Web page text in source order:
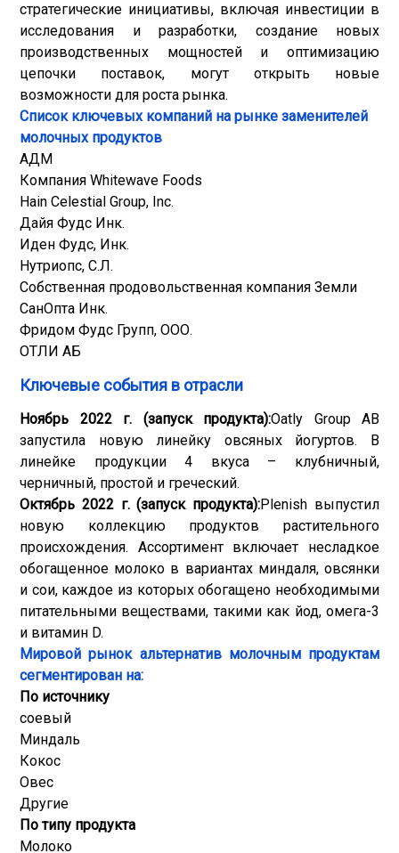
стратегические инициативы, включая инвестиции в
исследования и разработки, создание новых
производственных мощностей и оптимизацию
цепочки поставок, могут открыть новые
возможности для роста рынка.
Список ключевых компаний на рынке заменителей
молочных продуктов
АДМ
Компания Whitewave Foods
Hain Celestial Group, Inc.
Дайя Фудс Инк.
Иден Фудс, Инк.
Нутриопс, С.Л.
Собственная продовольственная компания Земли
СанОпта Инк.
Фридом Фудс Групп, ООО.
ОТЛИ АБ
Ключевые события в отрасли
Ноябрь 2022 г. (запуск продукта):Oatly Group AB
запустила новую линейку овсяных йогуртов. В
линейке продукции 4 вкуса – клубничный,
черничный, простой и греческий.
Октябрь 2022 г. (запуск продукта):Plenish выпустил
новую коллекцию продуктов растительного
происхождения. Ассортимент включает несладкое
обогащенное молоко в вариантах миндаля, овсянки
и сои, каждое из которых обогащено необходимыми
питательными веществами, такими как йод, омега-3
и витамин D.
Мировой рынок альтернатив молочным продуктам
сегментирован на:
По источнику
соевый
Миндаль
Кокос
Овес
Другие
По типу продукта
Молоко